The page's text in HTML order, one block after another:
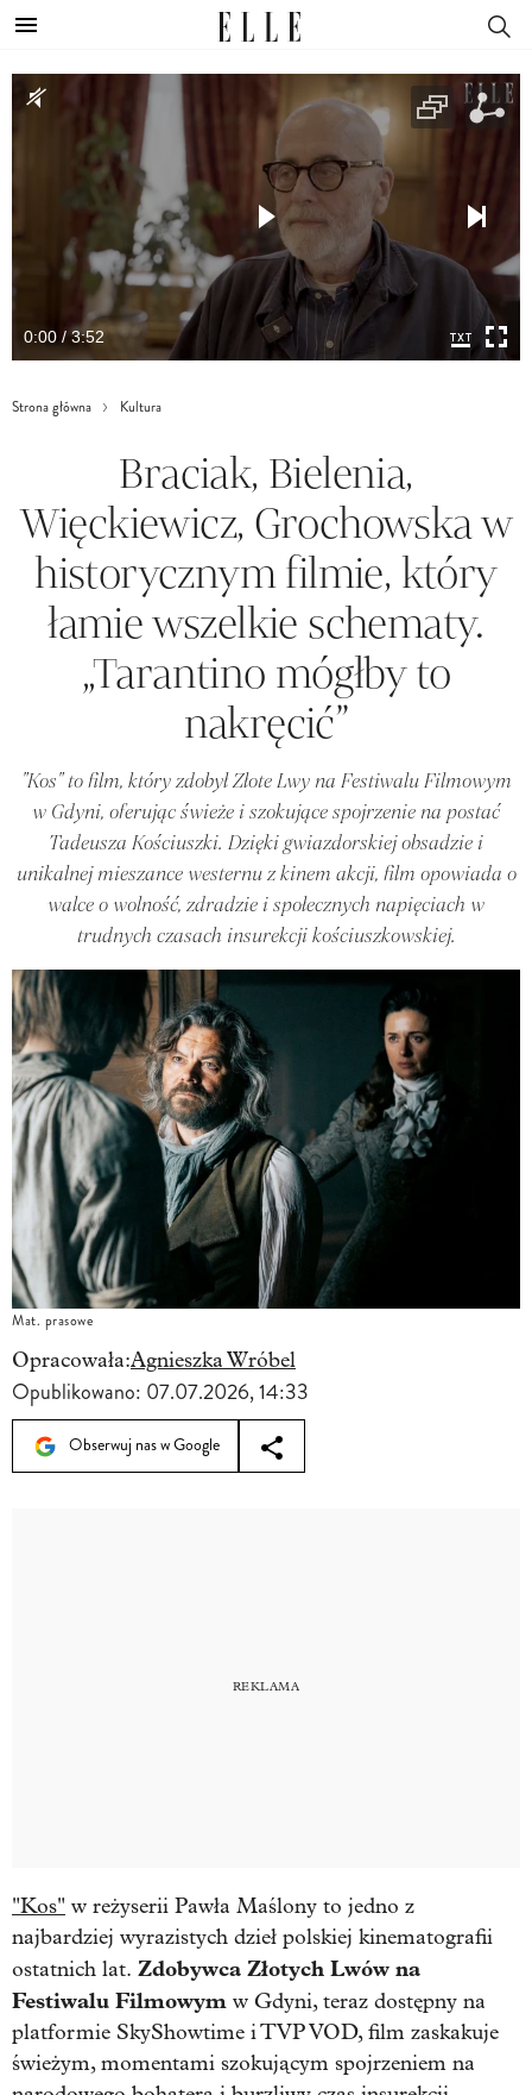
0:00 / 3:52
Strona główna Kultura
Braciak, Bielenia,
Więckiewicz, Grochowska w
historycznym filmie, który
łamie wszelkie schematy.
„Tarantino mógłby to
nakręcić”
"Kos" to film, który zdobył Złote Lwy na Festiwalu Filmowym
w Gdyni, oferując świeże i szokujące spojrzenie na postać
Tadeusza Kościuszki. Dzięki gwiazdorskiej obsadzie i
unikalnej mieszance westernu z kinem akcji, film opowiada o
walce o wolność, zdradzie i społecznych napięciach w
trudnych czasach insurekcji kościuszkowskiej.
Mat. prasowe
Opracowała:Agnieszka Wróbel
Opublikowano: 07.07.2026, 14:33
Obserwuj nas w Google
"Kos" w reżyserii Pawła Maślony to jedno z
najbardziej wyrazistych dzieł polskiej kinematografii
ostatnich lat. Zdobywca Złotych Lwów na
Festiwalu Filmowym w Gdyni, teraz dostępny na
platformie SkyShowtime i TVP VOD, film zaskakuje
świeżym, momentami szokującym spojrzeniem na